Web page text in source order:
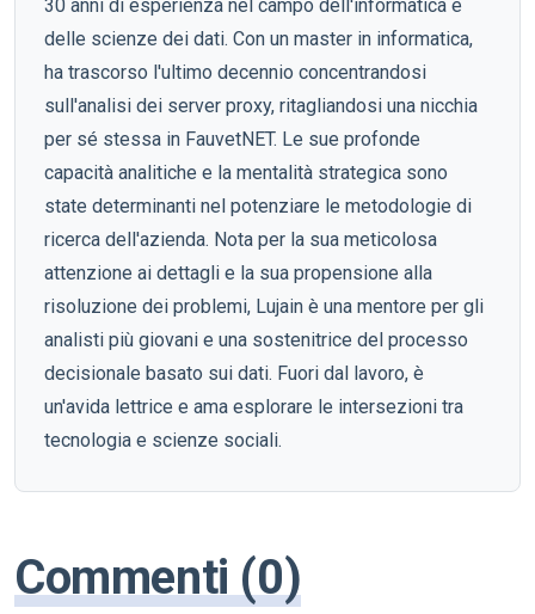
30 anni di esperienza nel campo dell'informatica e
delle scienze dei dati. Con un master in informatica,
ha trascorso l'ultimo decennio concentrandosi
sull'analisi dei server proxy, ritagliandosi una nicchia
per sé stessa in FauvetNET. Le sue profonde
capacità analitiche e la mentalità strategica sono
state determinanti nel potenziare le metodologie di
ricerca dell'azienda. Nota per la sua meticolosa
attenzione ai dettagli e la sua propensione alla
risoluzione dei problemi, Lujain è una mentore per gli
analisti più giovani e una sostenitrice del processo
decisionale basato sui dati. Fuori dal lavoro, è
un'avida lettrice e ama esplorare le intersezioni tra
tecnologia e scienze sociali.
Commenti (0)